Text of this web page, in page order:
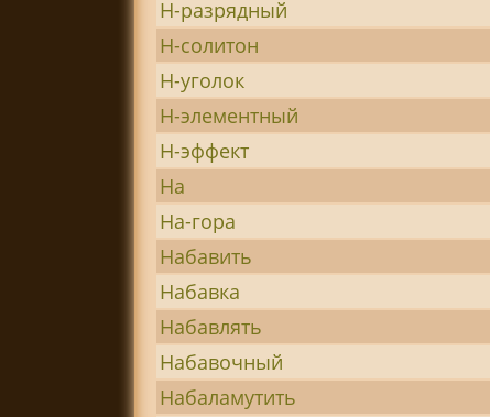
Н-разрядный
Н-солитон
Н-уголок
Н-элементный
Н-эффект
На
На-гора
Набавить
Набавка
Набавлять
Набавочный
Набаламутить